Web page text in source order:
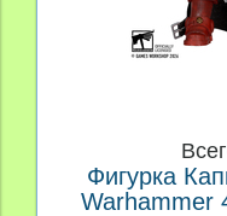
Фигурка
Warhammer